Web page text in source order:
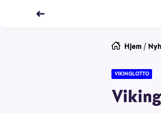
Hjem /
VIKINGLOTTO